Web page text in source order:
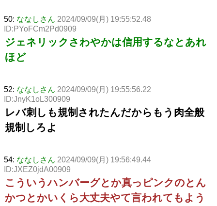
50: ななしさん 2024/09/09(月) 19:55:52.48
ID:PYoFCm2Pd0909
ジェネリックさわやかは信用するなとあれ
ほど
52: ななしさん 2024/09/09(月) 19:55:56.22
ID:JnyK1oL300909
レバ刺しも規制されたんだからもう肉全般
規制しろよ
54: ななしさん 2024/09/09(月) 19:56:49.44
ID:JXEZ0jdA00909
こういうハンバーグとか真っピンクのとん
かつとかいくら大丈夫やて言われてもよう